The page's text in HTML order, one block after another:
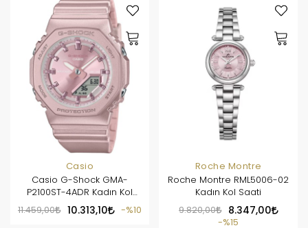
Casio
Casio G-Shock GMA-
P2100ST-4ADR Kadın Kol
Saati
11.459,00 10.313,10 %10
Roche Montre
Roche Montre RML5006-02
Kadın Kol Saati
9.820,00
8.347,00
%15